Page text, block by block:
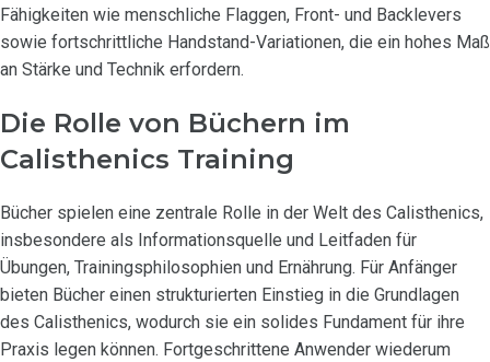
Fähigkeiten wie menschliche Flaggen, Front- und Backlevers
sowie fortschrittliche Handstand-Variationen, die ein hohes Maß
an Stärke und Technik erfordern.
Die Rolle von Büchern im
Calisthenics Training
Bücher spielen eine zentrale Rolle in der Welt des Calisthenics,
insbesondere als Informationsquelle und Leitfaden für
Übungen, Trainingsphilosophien und Ernährung. Für Anfänger
bieten Bücher einen strukturierten Einstieg in die Grundlagen
des Calisthenics, wodurch sie ein solides Fundament für ihre
Praxis legen können. Fortgeschrittene Anwender wiederum